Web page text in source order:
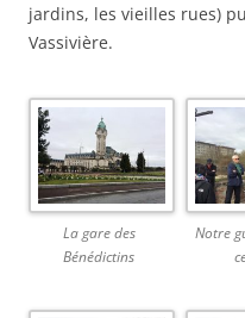
jardins, les vieilles rues)
Vassivière.
La gare des
Bénédictins
Notre